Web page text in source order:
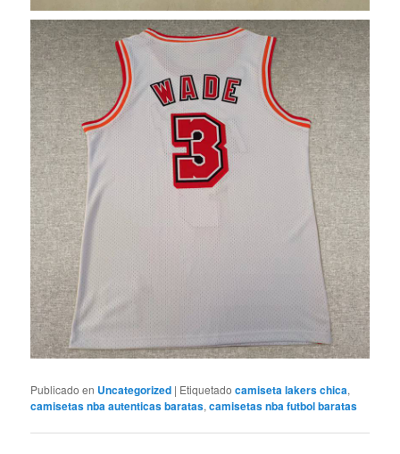
Publicado en Uncategorized | Etiquetado camiseta lakers chica,
camisetas nba autenticas baratas,camisetas nba futbol baratas